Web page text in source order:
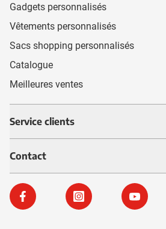
Gadgets personnalisés
Vêtements personnalisés
Sacs shopping personnalisés
Catalogue
Meilleures ventes
Service clients
Contact
Facebook Instagram YouTube